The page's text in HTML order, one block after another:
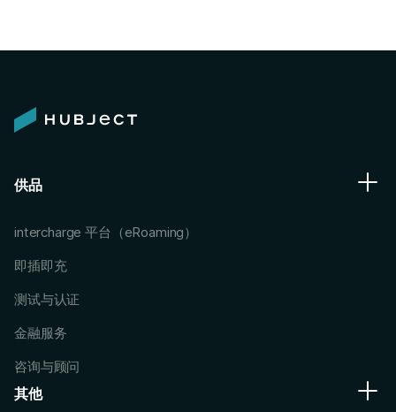
供品
intercharge 平台（eRoaming）
即插即充
测试与认证
金融服务
咨询与顾问
其他